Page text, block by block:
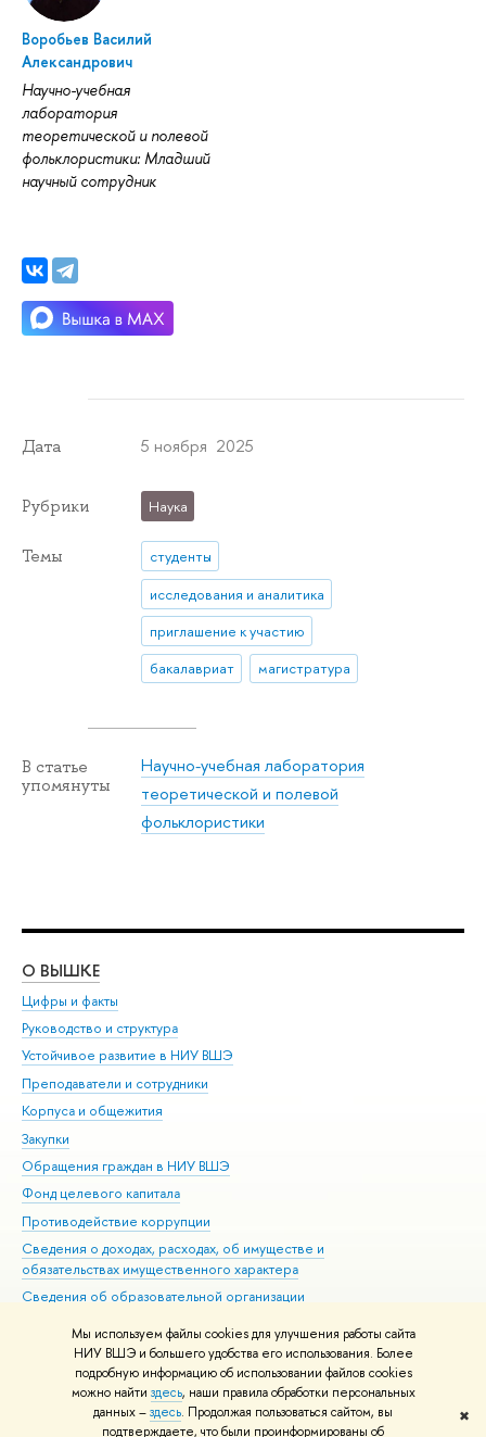
Мы используем файлы cookies для улучшения работы сайта
НИУ ВШЭ и большего удобства его использования. Более
подробную информацию об использовании файлов cookies
можно найти здесь, наши правила обработки персональных
данных –здесь. Продолжая пользоваться сайтом, вы
подтверждаете, что были проинформированы об
✖
Воробьев Василий
Александрович
Научно-учебная
лаборатория
теоретической и полевой
фольклористики: Младший
научный сотрудник
Дата 5 ноября 2025
Рубрики Наука
Темы
студенты
исследования и аналитика
приглашение к участию
бакалавриат
магистратура
В статье
упомянуты
Научно-учебная лаборатория
теоретической и полевой
фольклористики
О ВЫШКЕ
Цифры и факты
Руководство и структура
Устойчивое развитие в НИУ ВШЭ
Преподаватели и сотрудники
Корпуса и общежития
Закупки
Обращения граждан в НИУ ВШЭ
Фонд целевого капитала
Противодействие коррупции
Сведения о доходах, расходах, об имуществе и
обязательствах имущественного характера
Сведения об образовательной организации
Людям с ограниченными возможностями здоровья
Единая платежная страница
Работа в Вышке